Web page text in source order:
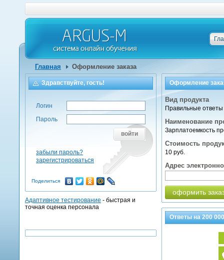
Главная Оформление заказа
Оформление
Вид продукта
Правильные ответы
Наименование
Зарплатоемкость
Стоимость
10 руб.
Адрес
оформить
Ответы на200 000
Здравствуйте, гость!
Логин
Пароль
войти
забыли пароль?
зарегистрироваться
Поделиться
Адаптивное тестирование - быстрая и
точная оценка персонала